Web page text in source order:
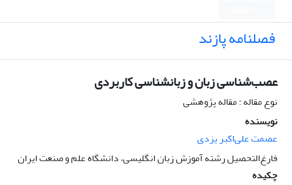
فصلنامه پازند
عصب‌شناسی زبان و زبانشناسی کاربردی
نوع مقاله : مقاله پژوهشی
نویسنده
عصمت علی‌اکبر یزدی
فارغ‌التحصیل رشته آموزش زبان انگلیسی، دانشگاه علم و صنعت ایران
چکیده